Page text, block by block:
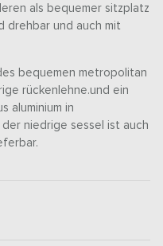
als bequemer sitzplatz
drehbar und auch mit
bequemen metropolitan
rückenlehne.und ein
aluminium in
niedrige sessel ist auch